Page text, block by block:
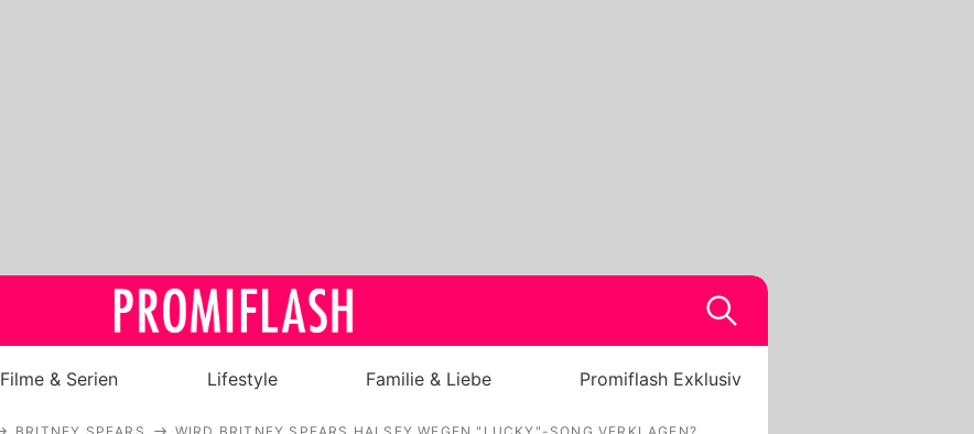
Filme & Serien Lifestyle Familie & Liebe Promiflash Exklusiv
BRITNEY SPEARS WIRD BRITNEY SPEARS HALSEY WEGEN "LUCKY"-SONG VERKLAGEN?